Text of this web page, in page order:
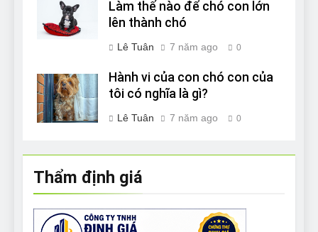
Làm thế nào để chó con lớn
lên thành chó
Lê Tuân 7 năm ago 0
Hành vi của con chó con của
tôi có nghĩa là gì?
Lê Tuân 7 năm ago 0
Thẩm định giá